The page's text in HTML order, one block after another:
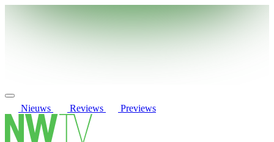
Nieuws Reviews Previews